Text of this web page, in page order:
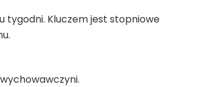
tygodni. Kluczem jest stopniowe